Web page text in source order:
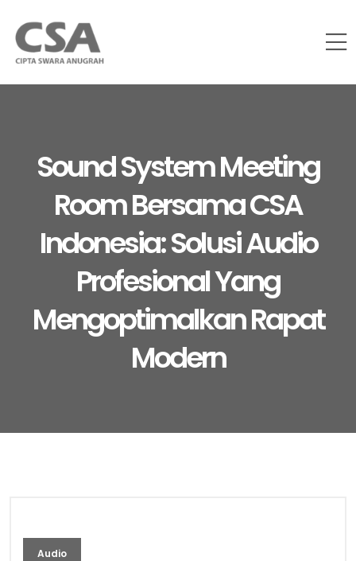
Sound System Meeting
Room Bersama CSA
Indonesia: Solusi Audio
Profesional Yang
Mengoptimalkan Rapat
Modern
Audio